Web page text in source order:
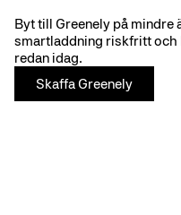
Byt till Greenely på mindre
smartladdning riskfritt och
redan idag.
Skaffa Greenely